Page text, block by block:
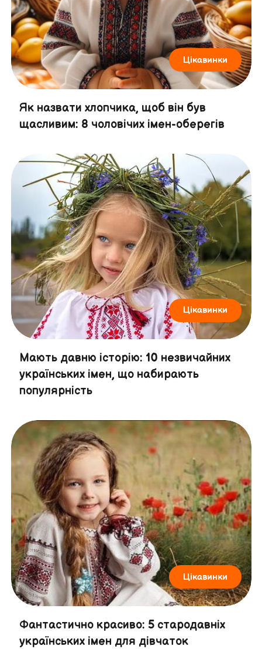
Цікавинки
Як назвати хлопчика, щоб він був
щасливим: 8 чоловічих імен-оберегів
Цікавинки
Мають давню історію: 10 незвичайних
українських імен, що набирають
популярність
Цікавинки
Фантастично красиво: 5 стародавніх
українських імен для дівчаток